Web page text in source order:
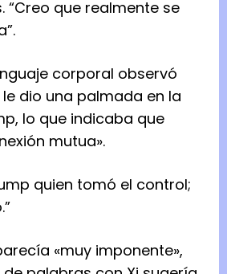
“Creo que realmente se
corporal observó
dio una palmada en la
lo que indicaba que
mutua».
quien tomó el control;
«muy imponente»,